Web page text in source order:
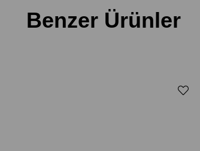
Benzer Ürünler